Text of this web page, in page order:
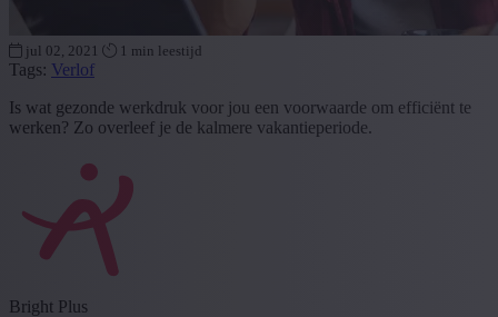
jul 02, 2021 1 min leestijd
Tags: Verlof
Is wat gezonde werkdruk voor jou een voorwaarde om efficiënt te
werken? Zo overleef je de kalmere vakantieperiode.
Bright Plus